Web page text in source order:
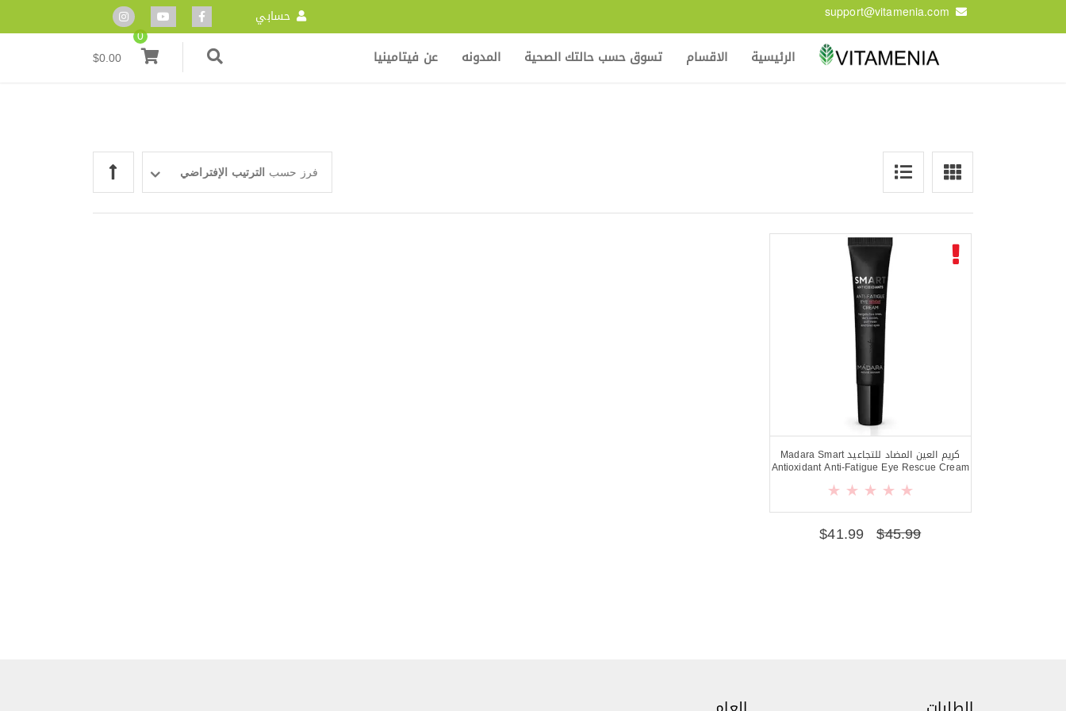
support@vitamenia.com حسابي
الرئيسية الاقسام تسوق حسب حالتك الصحية المدونه عن فيتامينيا
0
$0.00
فرز حسب الترتيب الإفتراضي
كريم العين المضاد للتجاعيد Madara Smart
Antioxidant Anti-Fatigue Eye Rescue Cream
$45.99
$41.99